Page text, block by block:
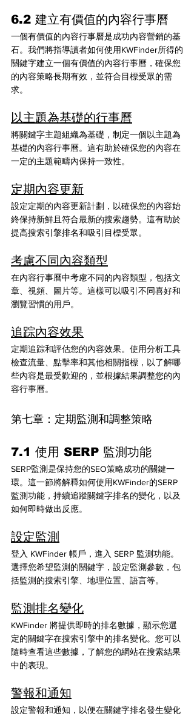
6.2 建立有價值的內容行事曆
一個有價值的內容行事曆是成功內容營銷的基
石。我們將指導讀者如何使用KWFinder所得的
關鍵字建立一個有價值的內容行事曆，確保您
的內容策略長期有效，並符合目標受眾的需
求。
以主題為基礎的行事曆
將關鍵字主題組織為基礎，制定一個以主題為
基礎的內容行事曆。這有助於確保您的內容在
一定的主題範疇內保持一致性。
定期內容更新
設定定期的內容更新計劃，以確保您的內容始
終保持新鮮且符合最新的搜索趨勢。這有助於
提高搜索引擎排名和吸引目標受眾。
考慮不同內容類型
在內容行事曆中考慮不同的內容類型，包括文
章、視頻、圖片等。這樣可以吸引不同喜好和
瀏覽習慣的用戶。
追踪內容效果
定期追踪和評估您的內容效果。使用分析工具
檢查流量、點擊率和其他相關指標，以了解哪
些內容是最受歡迎的，並根據結果調整您的內
容行事曆。
第七章：定期監測和調整策略
7.1 使用 SERP 監測功能
SERP監測是保持您的SEO策略成功的關鍵一
環。這一節將解釋如何使用KWFinder的SERP
監測功能，持續追蹤關鍵字排名的變化，以及
如何即時做出反應。
設定監測
登入 KWFinder 帳戶，進入 SERP 監測功能。
選擇您希望監測的關鍵字，設定監測參數，包
括監測的搜索引擎、地理位置、語言等。
監測排名變化
KWFinder 將提供即時的排名數據，顯示您選
定的關鍵字在搜索引擎中的排名變化。您可以
隨時查看這些數據，了解您的網站在搜索結果
中的表現。
警報和通知
設定警報和通知，以便在關鍵字排名發生變化